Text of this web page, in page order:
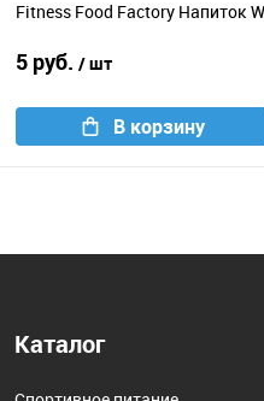
Fitness Food Factory Напиток
5 руб. / шт
В корзину
Каталог